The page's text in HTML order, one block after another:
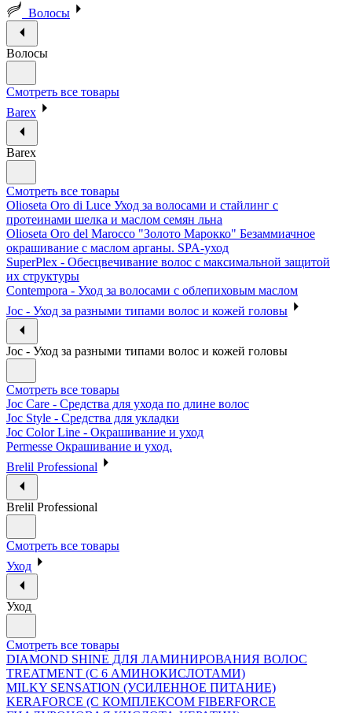
Волосы
Волосы
Смотреть все товары
Barex
Barex
Смотреть все товары
Olioseta Oro di Luce Уход за волосами и стайлинг с
протеинами шелка и маслом семян льна
Olioseta Oro del Marocco "Золото Марокко" Безаммиачное
окрашивание с маслом арганы. SPA-уход
SuperPlex - Обесцвечивание волос с максимальной защитой
их структуры
Contempora - Уход за волосами с облепиховым маслом
Joc - Уход за разными типами волос и кожей головы
Joc - Уход за разными типами волос и кожей головы
Смотреть все товары
Joc Care - Средства для ухода по длине волос
Joc Style - Средства для укладки
Joc Color Line - Окрашивание и уход
Permesse Окрашивание и уход.
Brelil Professional
Brelil Professional
Смотреть все товары
Уход
Уход
Смотреть все товары
DIAMOND SHINE ДЛЯ ЛАМИНИРОВАНИЯ ВОЛОС
TREATMENT (С 6 АМИНОКИСЛОТАМИ)
MILKY SENSATION (УСИЛЕННОЕ ПИТАНИЕ)
KERAFORCE (С КОМПЛЕКСОМ FIBERFORCE